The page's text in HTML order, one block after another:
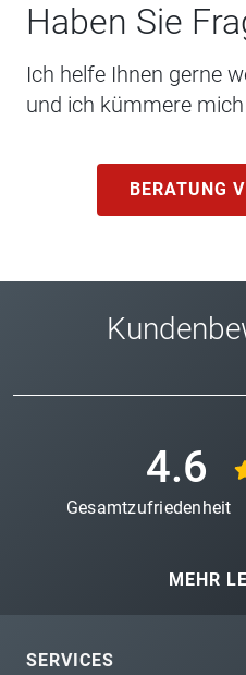
Haben Sie
Ich helfe Ihnen gerne
und ich kümmere
BERATUNG
4.6
Gesamtzufriedenheit
MEHR
SERVICES